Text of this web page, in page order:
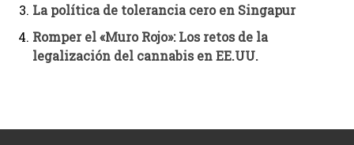
La política de tolerancia cero en Singapur
Romper el «Muro Rojo»: Los retos de la
legalización del cannabis en EE.UU.